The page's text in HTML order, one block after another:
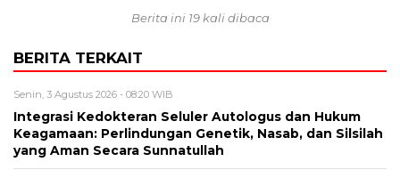
Berita ini 19 kali dibaca
BERITA TERKAIT
Senin, 3 Agustus 2026 - 08:20 WIB
Integrasi Kedokteran Seluler Autologus dan Hukum
Keagamaan: Perlindungan Genetik, Nasab, dan Silsilah
yang Aman Secara Sunnatullah